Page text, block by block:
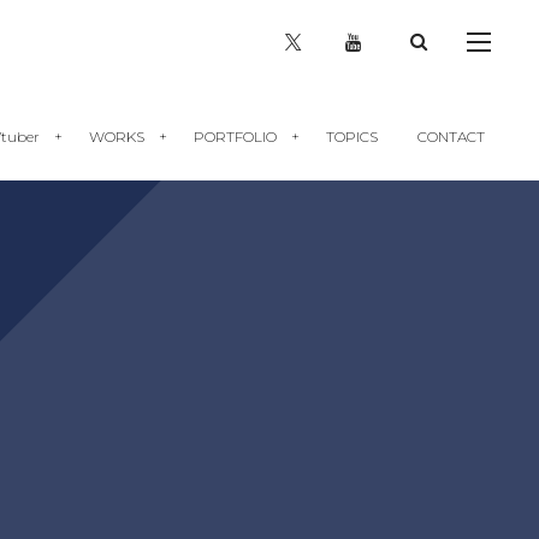
WORKS PORTFOLIO TOPICS CONTACT